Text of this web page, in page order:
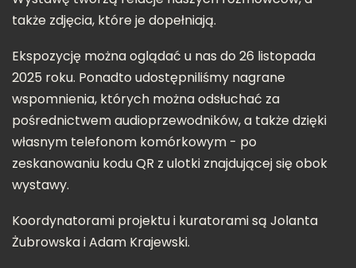
także zdjęcia, które je dopełniają.
Ekspozycję można oglądać u nas do 26 listopada
2025 roku. Ponadto udostępniliśmy nagrane
wspomnienia, których można odsłuchać za
pośrednictwem audioprzewodników, a także dzięki
własnym telefonom komórkowym - po
zeskanowaniu kodu QR z ulotki znajdującej się obok
wystawy.
Koordynatorami projektu i kuratorami są Jolanta
Żubrowska i Adam Krajewski.